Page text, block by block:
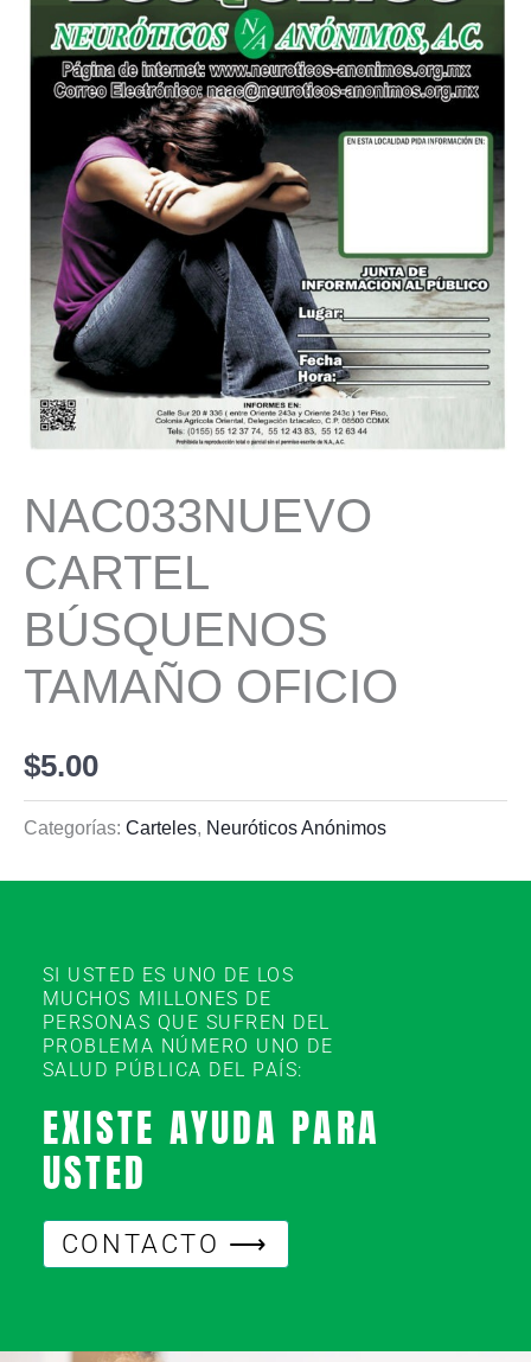
NAC033NUEVO
CARTEL
BÚSQUENOS
TAMAÑO OFICIO
$5.00
Categorías: Carteles, Neuróticos Anónimos
SI USTED ES UNO DE LOS
MUCHOS MILLONES DE
PERSONAS QUE SUFREN DEL
PROBLEMA NÚMERO UNO DE
SALUD PÚBLICA DEL PAÍS:
EXISTE AYUDA PARA
USTED
CONTACTO ⟶